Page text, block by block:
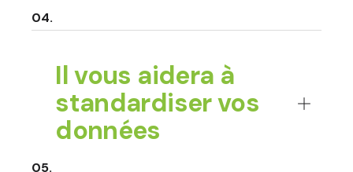
Il vous aidera à
standardiser vos
données